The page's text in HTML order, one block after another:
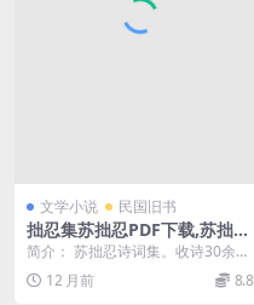
文学小说 民国旧书
拙忍集苏拙忍PDF下载,苏拙忍
诗词集
简介： 苏拙忍诗词集。收诗30余
首，词70余首。书前有“拙忍先生诗
词合稿序”5篇...
12 月前 8.8